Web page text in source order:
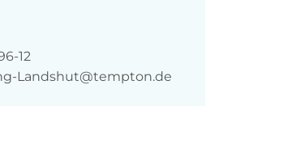
12
Landshut@tempton.de